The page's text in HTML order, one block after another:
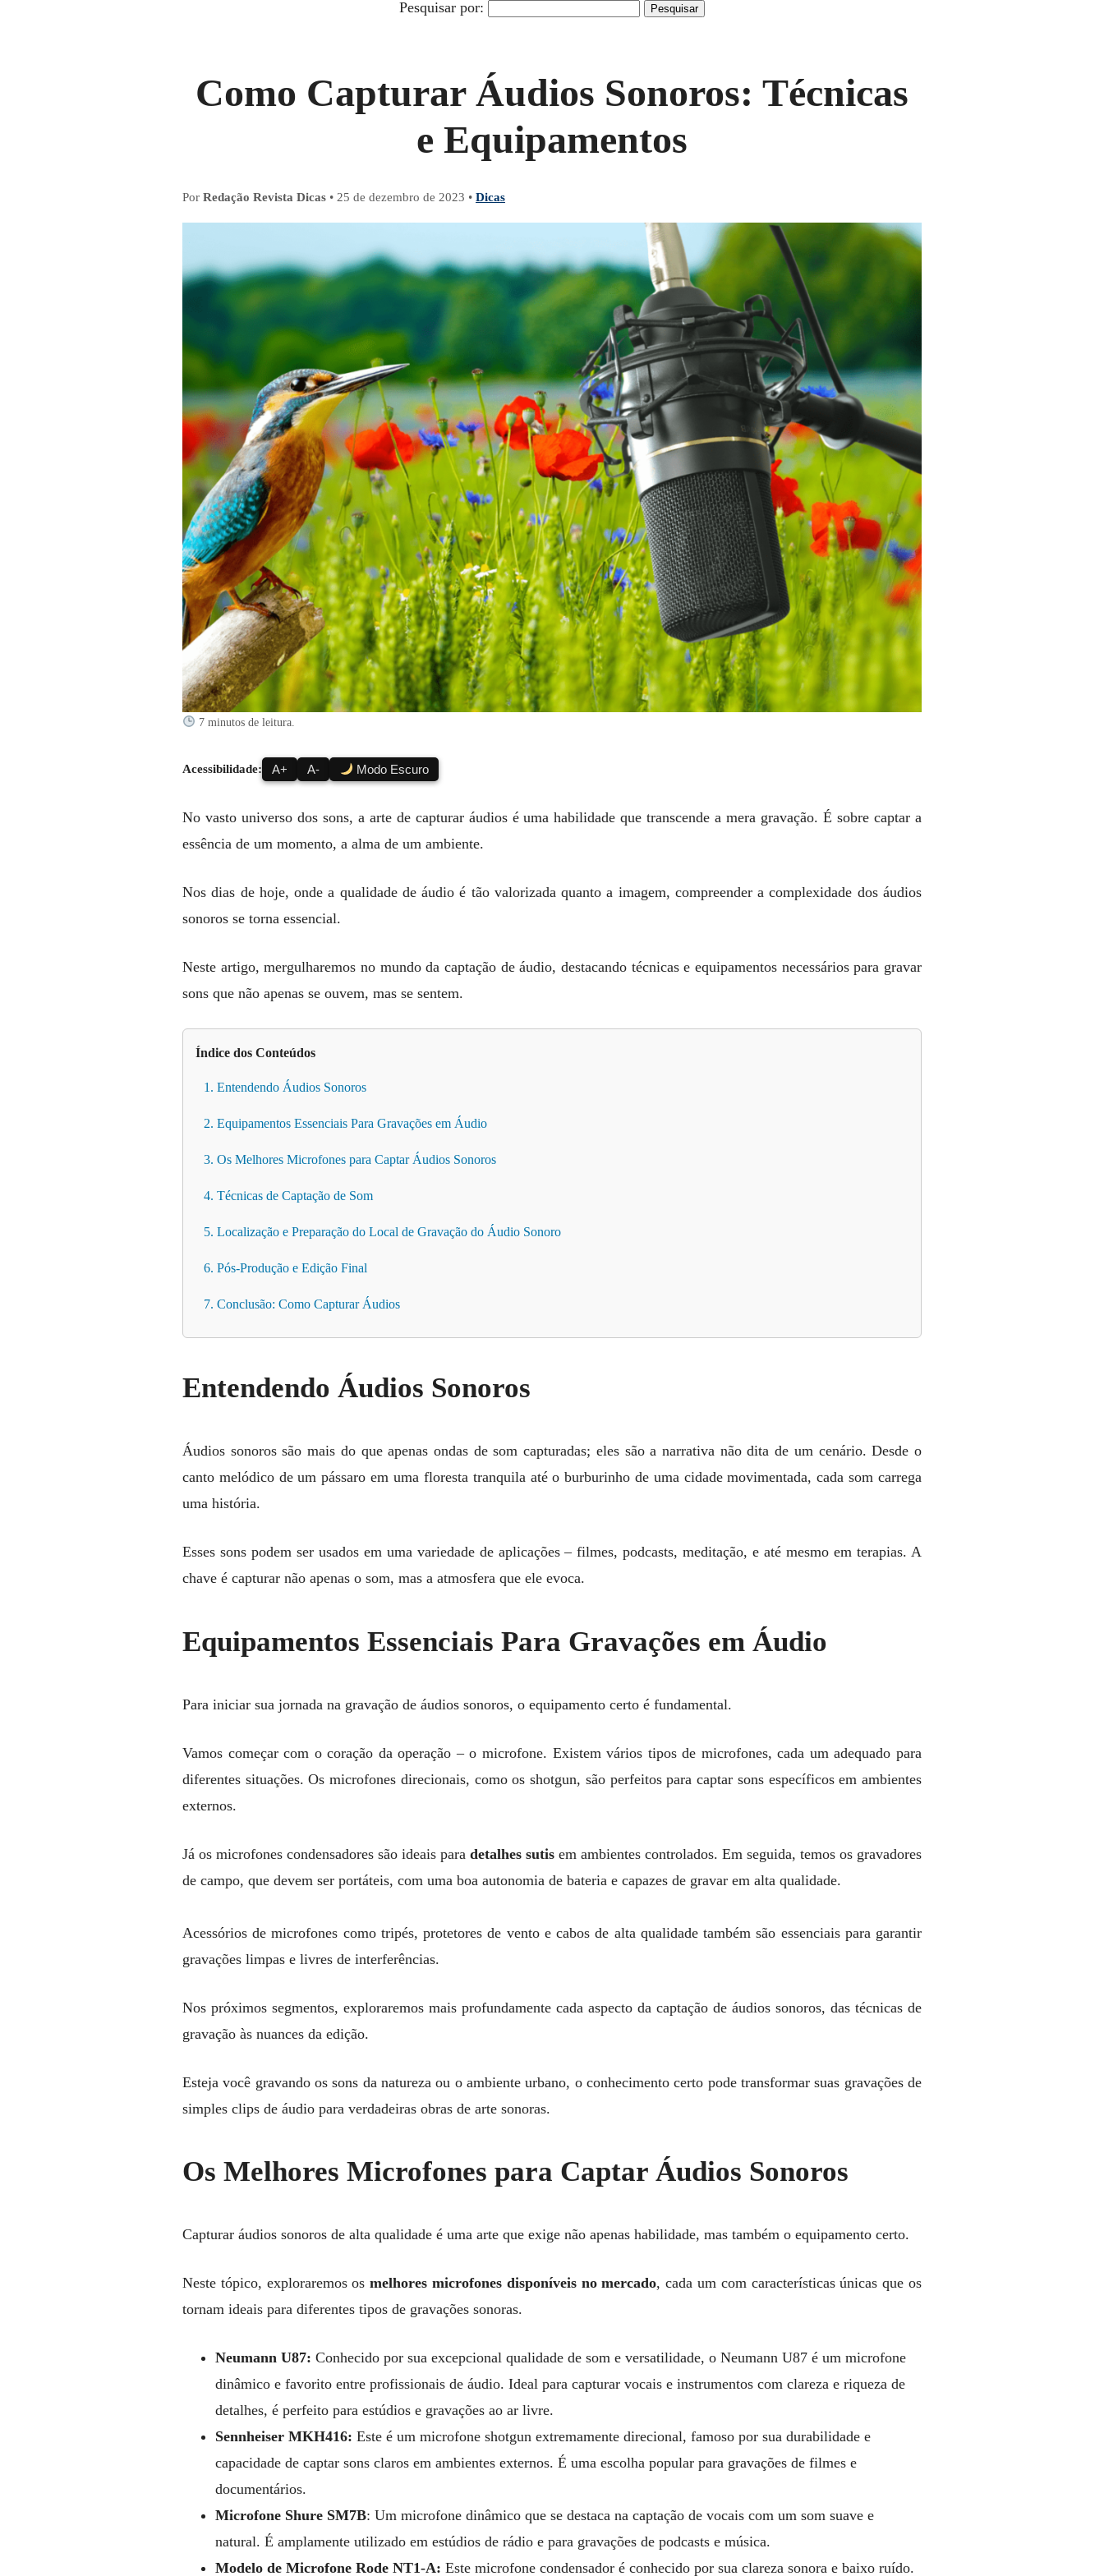
Pesquisar por:
Como Capturar Áudios Sonoros: Técnicas
e Equipamentos
Por Redação Revista Dicas • 25 de dezembro de 2023 • Dicas
7 minutos de leitura.
Acessibilidade: A+ A- Modo Escuro
No vasto universo dos sons, a arte de capturar áudios é uma habilidade que transcende a mera gravação. É sobre captar a
essência de um momento, a alma de um ambiente.
Nos dias de hoje, onde a qualidade de áudio é tão valorizada quanto a imagem, compreender a complexidade dos áudios
sonoros se torna essencial.
Neste artigo, mergulharemos no mundo da captação de áudio, destacando técnicas e equipamentos necessários para gravar
sons que não apenas se ouvem, mas se sentem.
Índice dos Conteúdos
1. Entendendo Áudios Sonoros
2. Equipamentos Essenciais Para Gravações em Áudio
3. Os Melhores Microfones para Captar Áudios Sonoros
4. Técnicas de Captação de Som
5. Localização e Preparação do Local de Gravação do Áudio Sonoro
6. Pós-Produção e Edição Final
7. Conclusão: Como Capturar Áudios
Entendendo Áudios Sonoros
Áudios sonoros são mais do que apenas ondas de som capturadas; eles são a narrativa não dita de um cenário. Desde o
canto melódico de um pássaro em uma floresta tranquila até o burburinho de uma cidade movimentada, cada som carrega
uma história.
Esses sons podem ser usados em uma variedade de aplicações – filmes, podcasts, meditação, e até mesmo em terapias. A
chave é capturar não apenas o som, mas a atmosfera que ele evoca.
Equipamentos Essenciais Para Gravações em Áudio
Para iniciar sua jornada na gravação de áudios sonoros, o equipamento certo é fundamental.
Vamos começar com o coração da operação – o microfone. Existem vários tipos de microfones, cada um adequado para
diferentes situações. Os microfones direcionais, como os shotgun, são perfeitos para captar sons específicos em ambientes
externos.
Já os microfones condensadores são ideais para detalhes sutis em ambientes controlados. Em seguida, temos os gravadores
de campo, que devem ser portáteis, com uma boa autonomia de bateria e capazes de gravar em alta qualidade.
Acessórios de microfones como tripés, protetores de vento e cabos de alta qualidade também são essenciais para garantir
gravações limpas e livres de interferências.
Nos próximos segmentos, exploraremos mais profundamente cada aspecto da captação de áudios sonoros, das técnicas de
gravação às nuances da edição.
Esteja você gravando os sons da natureza ou o ambiente urbano, o conhecimento certo pode transformar suas gravações de
simples clips de áudio para verdadeiras obras de arte sonoras.
Os Melhores Microfones para Captar Áudios Sonoros
Capturar áudios sonoros de alta qualidade é uma arte que exige não apenas habilidade, mas também o equipamento certo.
Neste tópico, exploraremos os melhores microfones disponíveis no mercado, cada um com características únicas que os
tornam ideais para diferentes tipos de gravações sonoras.
Neumann U87: Conhecido por sua excepcional qualidade de som e versatilidade, o Neumann U87 é um microfone
dinâmico e favorito entre profissionais de áudio. Ideal para capturar vocais e instrumentos com clareza e riqueza de
detalhes, é perfeito para estúdios e gravações ao ar livre.
Sennheiser MKH416: Este é um microfone shotgun extremamente direcional, famoso por sua durabilidade e
capacidade de captar sons claros em ambientes externos. É uma escolha popular para gravações de filmes e
documentários.
Microfone Shure SM7B: Um microfone dinâmico que se destaca na captação de vocais com um som suave e
natural. É amplamente utilizado em estúdios de rádio e para gravações de podcasts e música.
Modelo de Microfone Rode NT1-A: Este microfone condensador é conhecido por sua clareza sonora e baixo ruído.